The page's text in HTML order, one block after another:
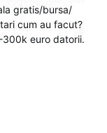
gratis/bursa/
cum au facut?
euro datorii.